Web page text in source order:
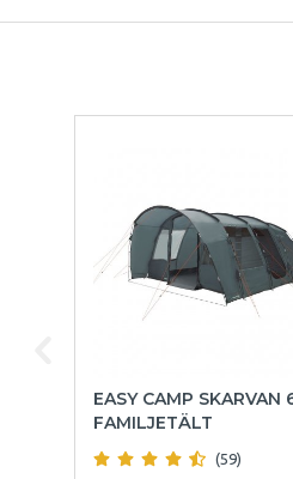
EASY CAMP SKARVAN
FAMILJETÄLT
(59)